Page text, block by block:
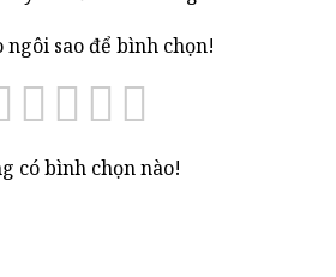
ngôi sao để bình chọn!
có bình chọn nào!